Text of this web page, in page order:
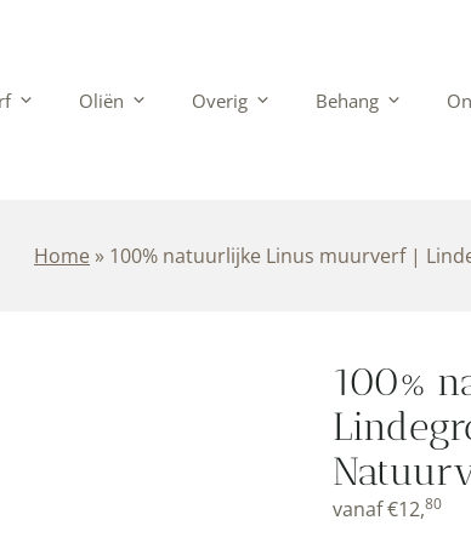
Oliën Overig Behang
Home»100% natuurlijke Linus muurverf |
100%
vanaf€12,80